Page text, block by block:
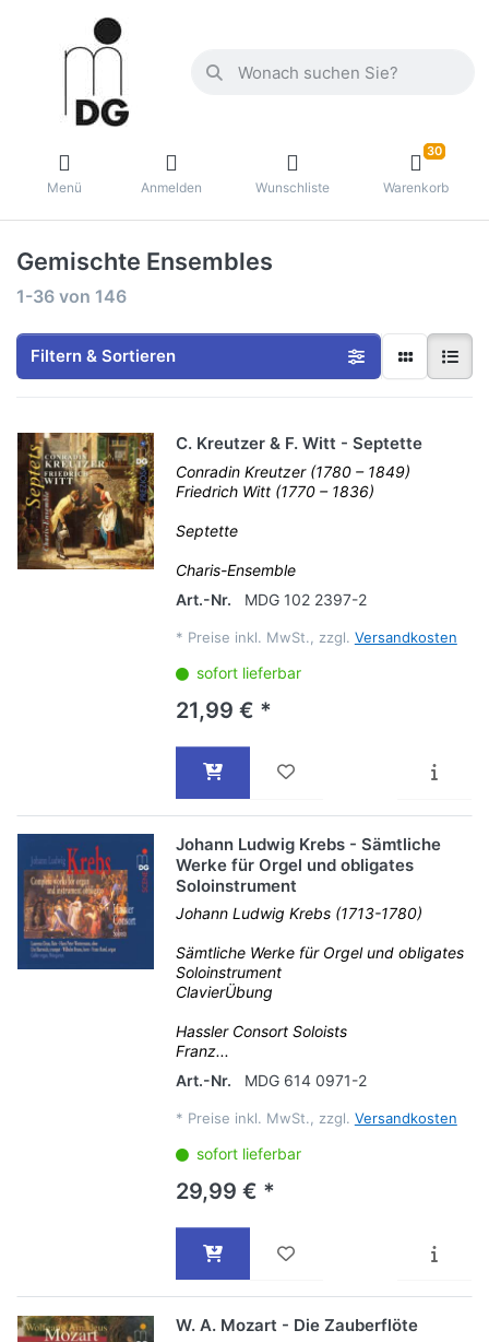
Menü Anmelden Wunschliste
30
Warenkorb
Gemischte Ensembles
1-36 von 146
Filtern & Sortieren
C. Kreutzer & F. Witt - Septette
Conradin Kreutzer (1780 – 1849)
Friedrich Witt (1770 – 1836)
Septette
Charis-Ensemble
Art.-Nr.
MDG 102 2397-2
* Preise inkl. MwSt., zzgl. Versandkosten
sofort lieferbar
21,99 € *
Johann Ludwig Krebs - Sämtliche
Werke für Orgel und obligates
Soloinstrument
Johann Ludwig Krebs (1713-1780)
Sämtliche Werke für Orgel und obligates
Soloinstrument
ClavierÜbung
Hassler Consort Soloists
Franz...
Art.-Nr.
MDG 614 0971-2
* Preise inkl. MwSt., zzgl. Versandkosten
sofort lieferbar
29,99 € *
W. A. Mozart - Die Zauberflöte